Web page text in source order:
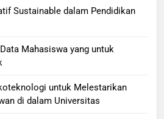
Sustainable dalam Pendidikan
Mahasiswa yang untuk
untuk Melestarikan
di dalam Universitas